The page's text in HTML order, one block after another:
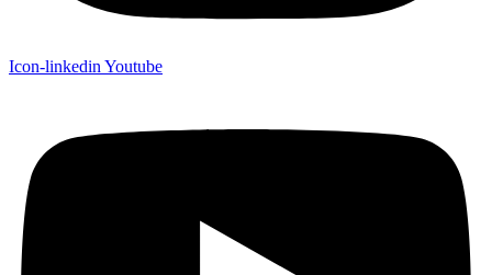
Icon-linkedin Youtube